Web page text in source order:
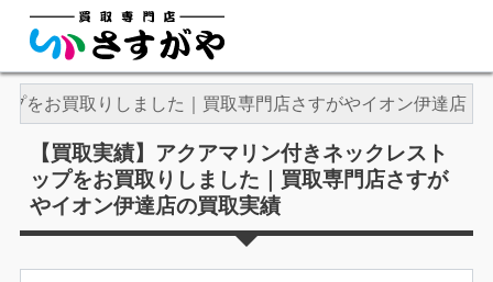
をお買取りしました｜買取専門店さすがやイオン伊達店
【買取実績】アクアマリン付きネックレスト
ップをお買取りしました｜買取専門店さすが
やイオン伊達店の買取実績